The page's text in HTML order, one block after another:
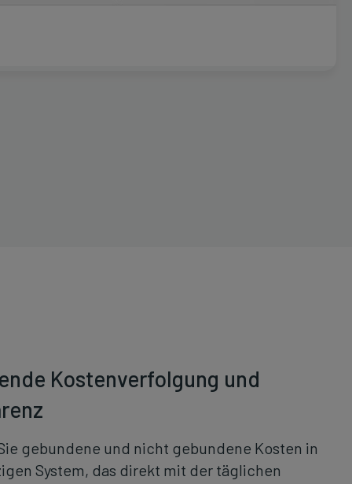
Kostenverfolgung und
gebundene und nicht gebundene Kosten in
System, das direkt mit der täglichen